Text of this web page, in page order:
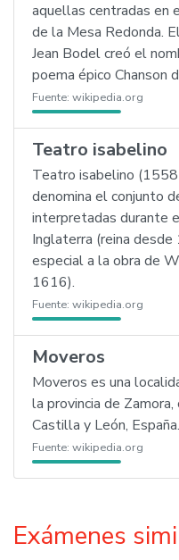
aquellas centradas en
de la Mesa Redonda.
Jean Bodel creó el
poema épico Chanson
Fuente: wikipedia.org
Teatro isabelino
Teatro isabelino
denomina el conjunto
interpretadas durante
Inglaterra (reina
especial a la obra de
1616).
Fuente: wikipedia.org
Moveros
Moveros es una
la provincia de
Castilla y León, España.
Fuente: wikipedia.org
Exámenes